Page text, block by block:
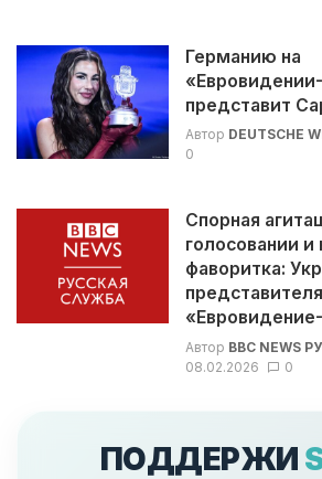
Германию на
представит
Автор DEUTSCHE
0
Спорная
голосовании и
фаворитка:
Автор BBC NEWS
08.02.2026
0
ПОДДЕРЖИ